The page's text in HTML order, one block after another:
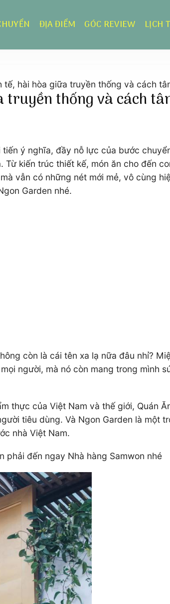
ĐỊA ĐIỂM GÓC REVIEW LỊCH
tế, hài hòa giữa truyền thống và cách
thống và cách
tiến ý nghĩa, đầy nỗ lực của bước
kiến trúc thiết kế, món ăn cho đến
vẫn có những nét mới mẻ, vô cùng
Garden nhé.
còn là cái tên xa lạ nữa đâu nhỉ?
người, mà nó còn mang trong mình
thực của Việt Nam và thế giới, Quán
tiêu dùng. Và Ngon Garden là một
nhà Việt Nam.
phải đến ngay Nhà hàng Samwon nhé